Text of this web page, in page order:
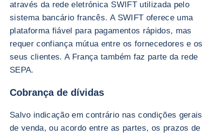
através da rede eletrónica SWIFT utilizada pelo
sistema bancário francês. A SWIFT oferece uma
plataforma fiável para pagamentos rápidos, mas
requer confiança mútua entre os fornecedores e os
seus clientes. A França também faz parte da rede
SEPA.
Cobrança de dívidas
Salvo indicação em contrário nas condições gerais
de venda, ou acordo entre as partes, os prazos de